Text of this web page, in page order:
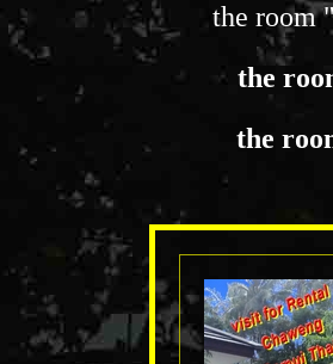
the room
the
the